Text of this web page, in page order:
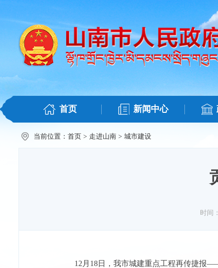
首页 新闻中心
当前位置： 首页 > 走进山南 > 城市建设
时间
12月18日，我市城建重点工程再传捷报